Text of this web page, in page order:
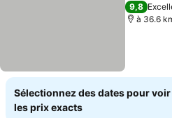
9,8
à 36.6
Sélectionnez des dates pour voir
les prix exacts